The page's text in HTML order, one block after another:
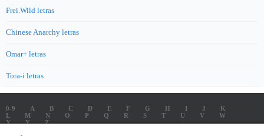
Frei.Wild letras
Chinese Anarchy letras
Omar+ letras
Tora-i letras
0-9 A B C D E F G H I J
K
L
M N O P Q R S T U V
W
X
Y
Z